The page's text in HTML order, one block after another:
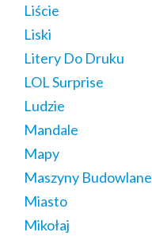
Liście
Liski
Litery Do Druku
LOL Surprise
Ludzie
Mandale
Mapy
Maszyny Budowlane
Miasto
Mikołaj